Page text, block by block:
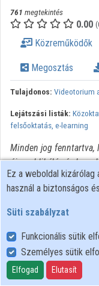
Intézmények
761 megtekintés
0.00
Közreműködők
Megosztás
Tulajdonos: Videotorium
Lejátszási listák:
felsőoktatás, e-learning
Minden jog fenntartva,
újrapublikálás és
tilos! Egyéb célú
kötött.
Felhasználói szabályzat
Adatkezelési tájékoztató
Süti szabályzat
Ez a weboldal
használ a biztonságos
Süti szabályzat
Funkcionális sütik
Személyes sütik
Elfogad Elutasít